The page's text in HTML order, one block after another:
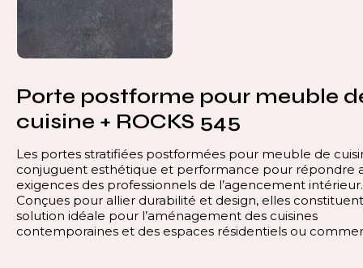
Porte postforme pour meuble
cuisine + ROCKS 545
Les portes stratifiées postformées pour meuble de
conjuguent esthétique et performance pour répondre
exigences des professionnels de l’agencement intérieur.
Conçues pour allier durabilité et design, elles
solution idéale pour l’aménagement des cuisines
contemporaines et des espaces résidentiels ou